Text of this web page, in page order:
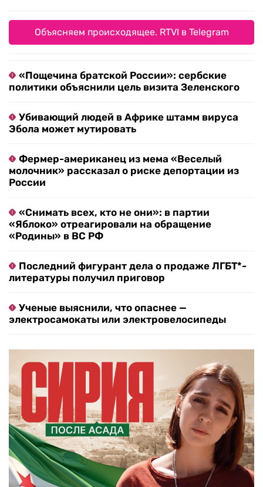
Объясняем происходящее. RTVI в Telegram
«Пощечина братской России»: сербские
политики объяснили цель визита Зеленского
Убивающий людей в Африке штамм вируса
Эбола может мутировать
Фермер-американец из мема «Веселый
молочник» рассказал о риске депортации из
России
«Снимать всех, кто не они»: в партии
«Яблоко» отреагировали на обращение
«Родины» в ВС РФ
Последний фигурант дела о продаже ЛГБТ*-
литературы получил приговор
Ученые выяснили, что опаснее —
электросамокаты или электровелосипеды